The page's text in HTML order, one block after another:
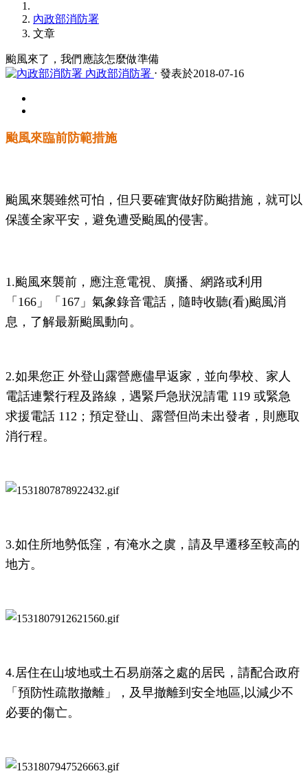
內政部消防署
文章
颱風來了，我們應該怎麼做準備
內政部消防署 ⋅ 發表於2018-07-16
颱風來臨前防範措施
颱風來襲雖然可怕，但只要確實做好防颱措施，就可以
保護全家平安，避免遭受颱風的侵害。
1.颱風來襲前，應注意電視、廣播、網路或利用
「166」「167」氣象錄音電話，隨時收聽(看)颱風消
息，了解最新颱風動向。
2.如果您正 外登山露營應儘早返家，並向學校、家人
電話連繫行程及路線，遇緊戶急狀況請電 119 或緊急
求援電話 112；預定登山、露營但尚未出發者，則應取
消行程。
3.如住所地勢低窪，有淹水之虞，請及早遷移至較高的
地方。
4.居住在山坡地或土石易崩落之處的居民，請配合政府
「預防性疏散撤離」，及早撤離到安全地區,以減少不
必要的傷亡。